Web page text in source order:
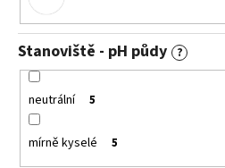
Stanoviště - pH půdy ?
neutrální 5
mírně kyselé 5